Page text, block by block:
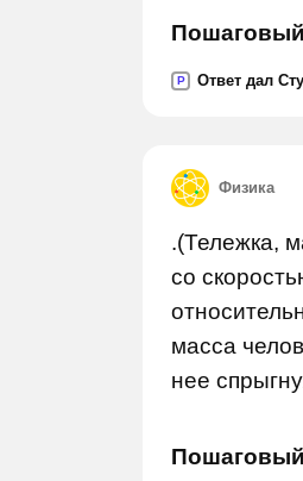
P Ответ дал
Физика
.(Тележка,
со
масса
нее